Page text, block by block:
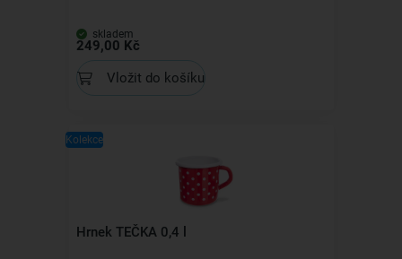
skladem
249,00 Kč
Vložit do košíku
Kolekce
Hrnek TEČKA 0,4 l